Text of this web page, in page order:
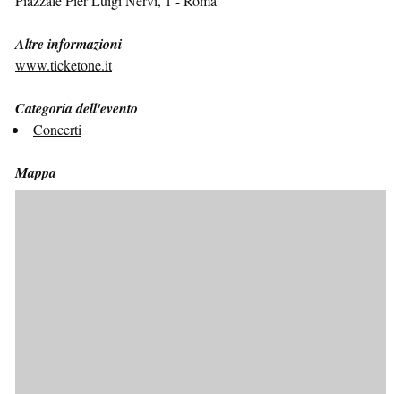
Altre informazioni
www.ticketone.it
Categoria dell'evento
Concerti
Mappa